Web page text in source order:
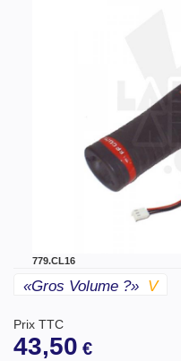
779.CL16
«gros Volume ?» V
Prix TTC
43,50 €